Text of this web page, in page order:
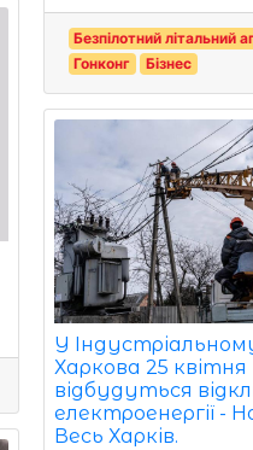
Безпілотний літальний
Гонконг
Бізнес
У
Харкова 25 квітня
відбудуться
електроенергії -
Весь Харків.